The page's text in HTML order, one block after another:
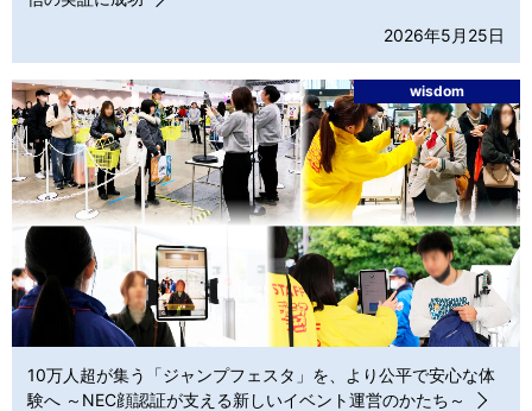
2026年5月25日
wisdom
10万人超が集う「ジャンプフェスタ」を、より公平で安心な体
験へ ～NEC顔認証が支える新しいイベント運営のかたち～